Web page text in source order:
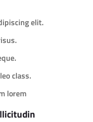
elit.
class.
lorem